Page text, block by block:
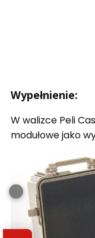
Wypełnienie:
W walizce Peli
modułowe jako